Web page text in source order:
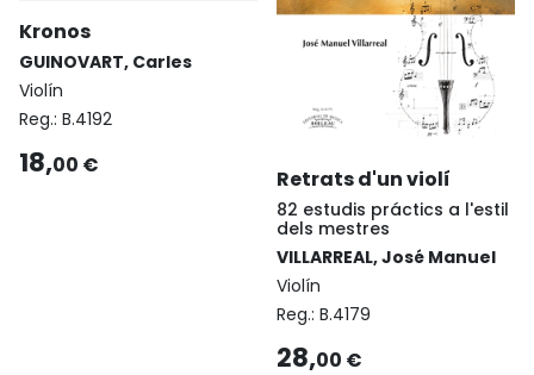
Kronos
GUINOVART, Carles
Violín
Reg.: B.4192
18,00 €
Retrats d'un violí
82 estudis práctics a l'estil
dels mestres
VILLARREAL, José Manuel
Violín
Reg.: B.4179
28,00 €